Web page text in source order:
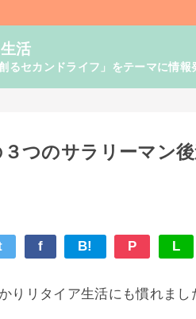
活
るセカンドライフ」をテーマに
つのサラリーマン
f B! P L
りリタイア生活にも慣れまし